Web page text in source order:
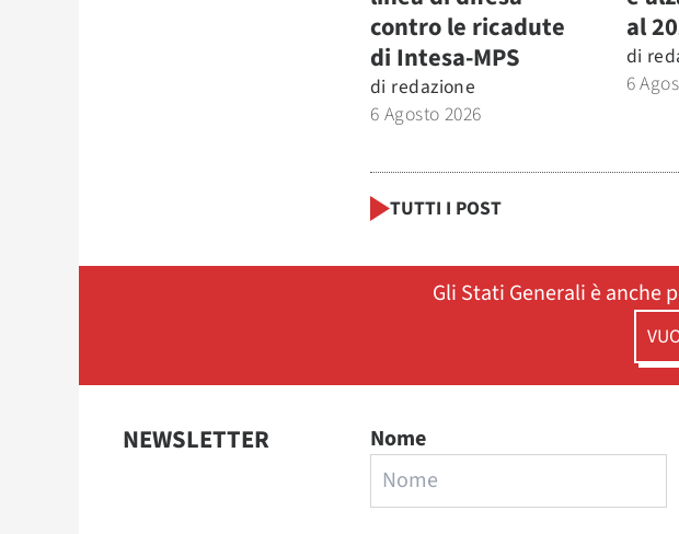
contro le ricadute
di Intesa-MPS
di redazione
6 Agosto 2026
al
di
6
TUTTI I POST
Gli Stati Generali è
NEWSLETTER Nome